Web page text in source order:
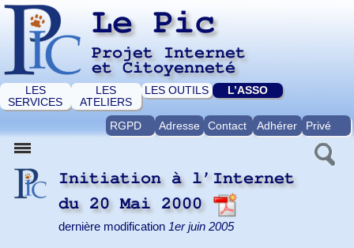
Le Pic
Projet Internet
et Citoyenneté
LES
SERVICES
LES
ATELIERS
LES OUTILS L’ASSO
RGPD Adresse Contact Adhérer Privé
Initiation à l’Internet
du 20 Mai 2000
dernière modification 1er juin 2005